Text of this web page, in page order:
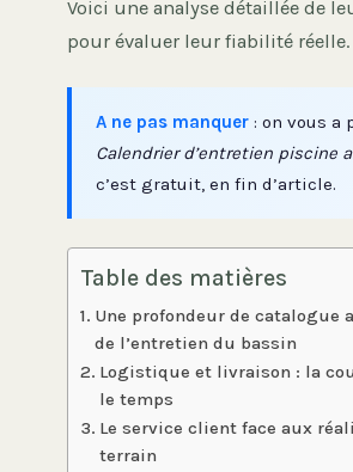
Voici une analyse détaillée de
pour évaluer leur fiabilité réelle.
A ne pas manquer : on vous a
Calendrier d’entretien piscine
c’est gratuit, en fin d’article.
Table des matières
Une profondeur de catalogue
de l’entretien du bassin
Logistique et livraison : la
le temps
Le service client face aux
terrain